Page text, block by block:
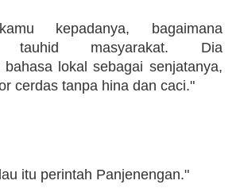
kepadanya, bagaimana
tauhid masyarakat. Dia
bahasa lokal sebagai senjatanya,
cerdas tanpa hina dan caci."
itu perintah Panjenengan."